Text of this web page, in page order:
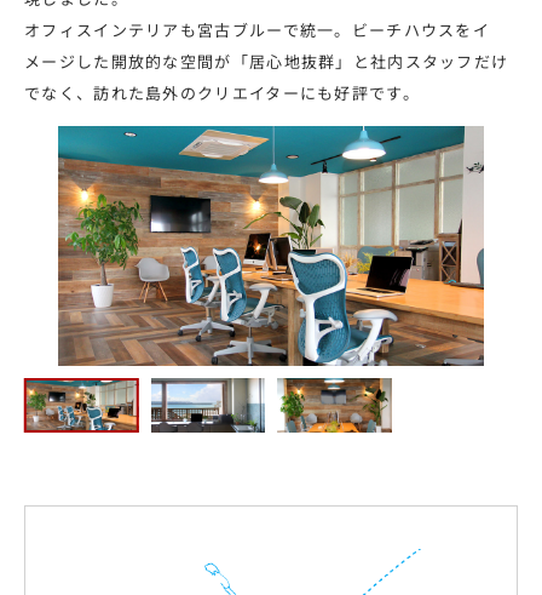
オフィスインテリアも宮古ブルーで統一。ビーチハウスをイ
メージした開放的な空間が「居心地抜群」と社内スタッフだけ
でなく、訪れた島外のクリエイターにも好評です。